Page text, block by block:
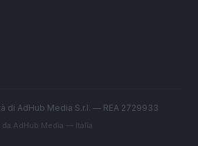
di AdHub Media S.r.l. — REA 2729933
AdHub Media — Italia